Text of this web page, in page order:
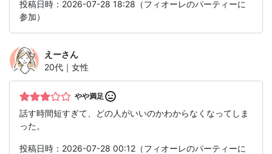
投稿日時：2026-07-28 18:28（フィオーレのパーティーに
参加）
えーさん
20代｜女性
やや満足
話す時間短すぎて、どの人がいいのかわからなくなってしま
った。
投稿日時：2026-07-28 00:12（フィオーレのパーティーに